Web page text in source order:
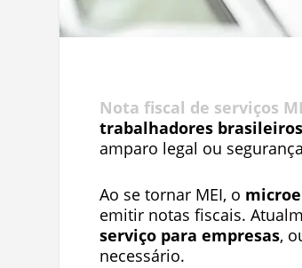
Nota fiscal de serviços
trabalhadores brasileiros
amparo legal ou
Ao se tornar MEI, o
emitir notas fiscais.
serviço para empresas,
necessário.